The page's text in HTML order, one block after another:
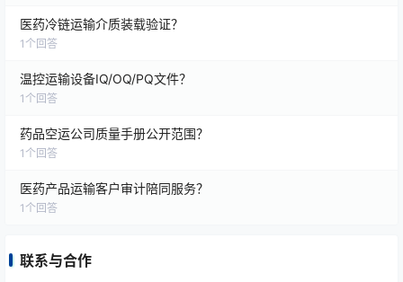
医药冷链运输介质装载验证？
1 个回答
温控运输设备IQ/OQ/PQ文件？
1 个回答
药品空运公司质量手册公开范围？
1 个回答
医药产品运输客户审计陪同服务？
1 个回答
联系与合作